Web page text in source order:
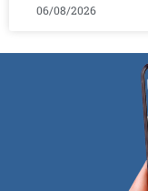
06/08/2026